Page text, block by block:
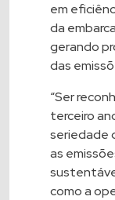
em
da
gerando
das
“Ser
terceiro
seriedade
as
como a